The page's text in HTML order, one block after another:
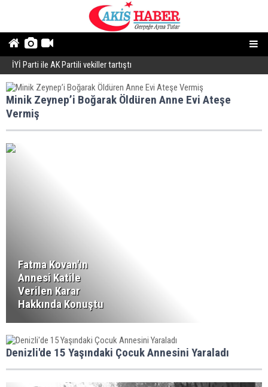
İYİ Parti ile AK Partili vekiller tartıştı
Minik Zeynep’i Boğarak Öldüren Anne Evi Ateşe
Vermiş
Fatma Kovan'ın
Annesi Katile
Verilen Karar
Hakkında Konuştu
Denizli'de 15 Yaşındaki Çocuk Annesini Yaraladı